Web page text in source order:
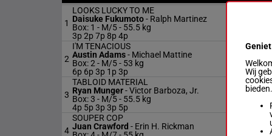
1
LOOKS LUCKY TO ME
Daisuke Fukumoto- Ralph Martinez
Box: 1 - M/5 - 55.5 kg
3p 2p 7p 8p 4p
2
I'M TENACIOUS
Austin Adams- Michael Mattine
Box: 2 - M/5 - 53 kg
6p 6p 3p 1p 3p
M/5
3
TABLOID MATERIAL
Ryan Munger-Victor Barboza, Jr.
Box: 3 - M/5 - 55.5 kg
4p 5p 3p 3p 5p
M/5
4
SOUPER COP
Juan Crawford - Erin H. Rickman
M/7
Wij